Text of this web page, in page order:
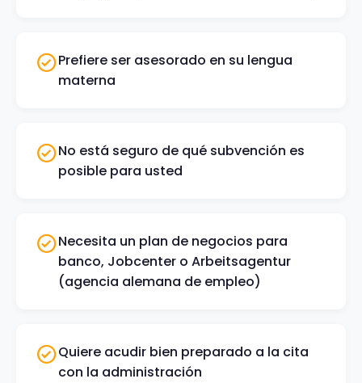
Prefiere ser asesorado en su lengua
materna
No está seguro de qué subvención es
posible para usted
Necesita un plan de negocios para
banco, Jobcenter o Arbeitsagentur
(agencia alemana de empleo)
Quiere acudir bien preparado a la cita
con la administración